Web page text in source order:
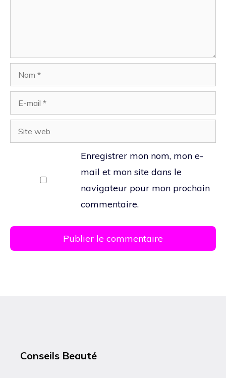
Nom
mail
Site
web
Enregistrer mon nom, mon e-
mail et mon site dans le
navigateur pour mon prochain
commentaire.
Conseils Beauté